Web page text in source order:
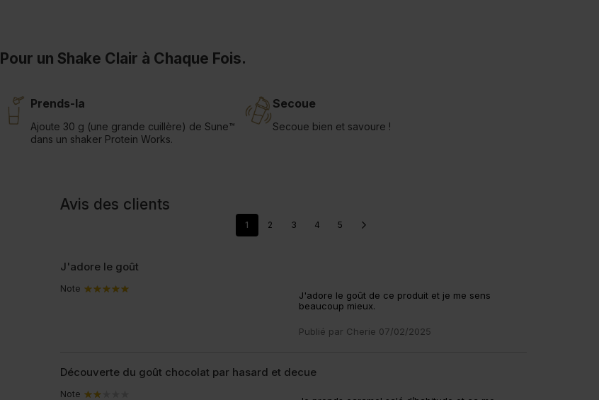
Pour un Shake Clair à Chaque Fois.
Prends-la
Ajoute 30 g (une grande cuillère) de Sune™
dans un shaker Protein Works.
Secoue
Secoue bien et savoure !
Avis des clients
1 2 3 4 5
J'adore le goût
Note
J'adore le goût de ce produit et je me sens
beaucoup mieux.
Publié par Cherie 07/02/2025
Découverte du goût chocolat par hasard et decue
Note